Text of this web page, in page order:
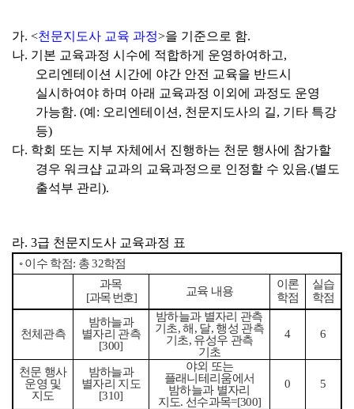
가. <천문지도사 교육 과정>을 기준으로 함.
나. 기본 교육과정 시수에 적합하게 운영하여하고,
오리엔테이션 시간에 야간 안전 교육을 반드시
실시하여야 하며 아래 교육과정 이외에 과정도 운영
가능함. (예 : 오리엔테이션 , 천문지도사의 길, 기타 특강
등)
다. 학회 또는 지부 자체에서 진행하는 천문 행사에 참가할
경우 워크샵 교과의 교육과정으로 인정할 수 있음.(별도
출석부 관리 ).
라. 3급 천문지도사 교육과정 표
◦이수 학점: 총32학점
과목
[과목 번호] 교육 내용
이론
학점
실습
학점
천체관측
밤하늘과
별자리 관측
[300]
밤하늘과 별자리 관측
기초,해 , 달, 행성 관측
기초, 유성우 관측
기초
4 6
천문 행사
운영 및
지도
밤하늘과
별자리 지도
[310]
야외 또는
플래니테리움에서
밤하늘과 별자리
지도. 선수과목=[300]
0 5